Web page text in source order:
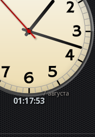
01:17:54
7 августа